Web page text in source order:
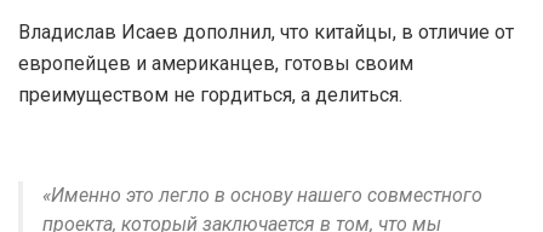
Владислав Исаев дополнил, что китайцы, в отличие от
европейцев и американцев, готовы своим
преимуществом не гордиться, а делиться.
«Именно это легло в основу нашего совместного
проекта, который заключается в том, что мы